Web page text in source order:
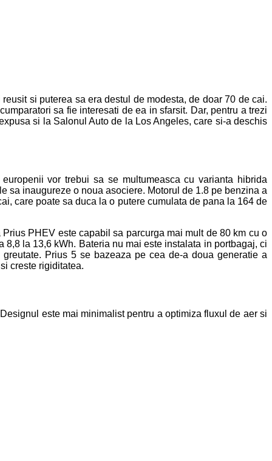
si puterea sa era destul de modesta, de doar 70 de cai.
sa fie interesati de ea in sfarsit. Dar, pentru a trezi
si la Salonul Auto de la Los Angeles, care si-a deschis
vor trebui sa se multumeasca cu varianta hibrida
sa inaugureze o noua asociere. Motorul de 1.8 pe benzina a
care poate sa duca la o putere cumulata de pana la 164 de
PHEV este capabil sa parcurga mai mult de 80 km cu o
la 13,6 kWh. Bateria nu mai este instalata in portbagaj, ci
Prius 5 se bazeaza pe cea de-a doua generatie a
creste rigiditatea.
este mai minimalist pentru a optimiza fluxul de aer si